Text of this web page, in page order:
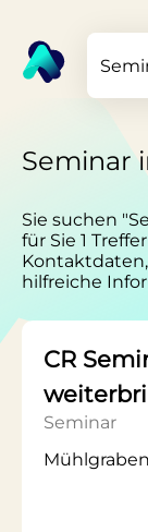
Seminar
Sie suchen
für Sie 1
hilfreiche
CR
Seminar